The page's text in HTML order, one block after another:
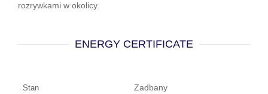
rozrywkami w okolicy.
ENERGY CERTIFICATE
Stan Zadbany